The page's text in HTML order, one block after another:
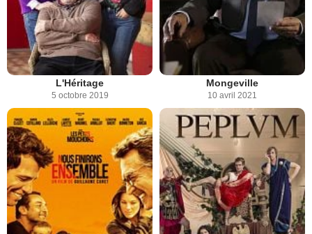
L'Héritage
5 octobre 2019
Mongeville
10 avril 2021